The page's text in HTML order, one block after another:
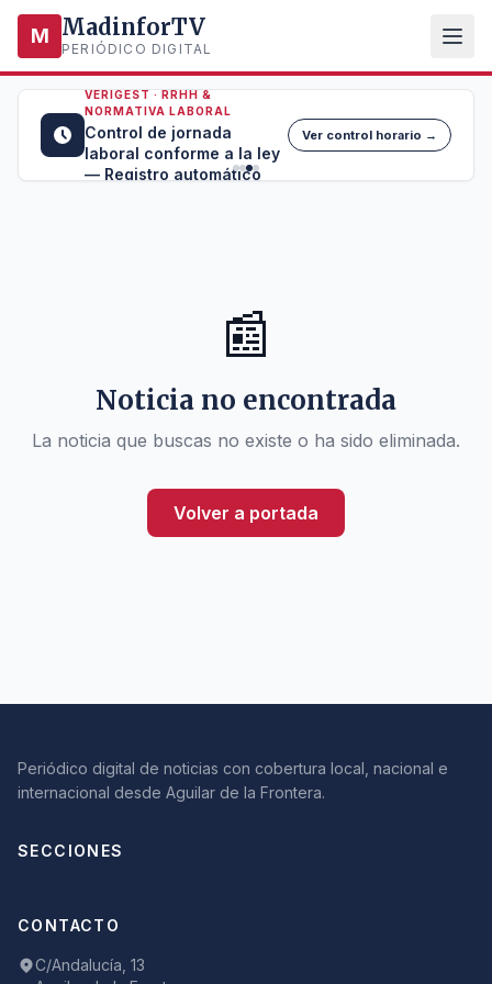
M MadinforTV
PERIÓDICO DIGITAL
VERIGEST · RRHH &
NORMATIVA LABORAL
Control de jornada
laboral conforme a la ley
— Registro automático
Ver control horario →
📰
Noticia no encontrada
La noticia que buscas no existe o ha sido eliminada.
Volver a portada
Periódico digital de noticias con cobertura local, nacional e
internacional desde Aguilar de la Frontera.
SECCIONES
CONTACTO
C/Andalucía, 13